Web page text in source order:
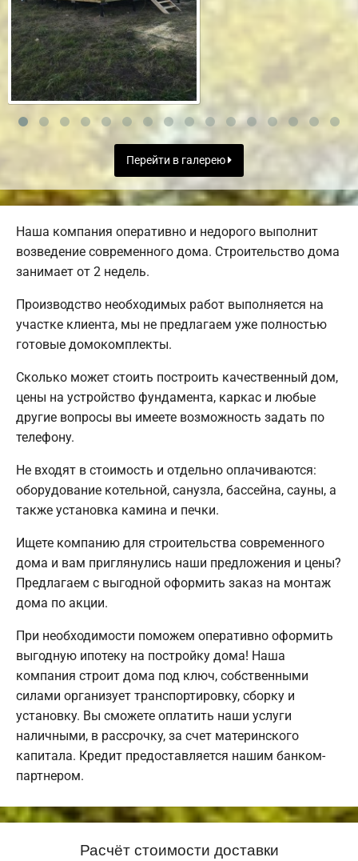
Перейти в галерею
Наша компания оперативно и недорого выполнит
возведение современного дома. Строительство дома
занимает от 2 недель.
Производство необходимых работ выполняется на
участке клиента, мы не предлагаем уже полностью
готовые домокомплекты.
Сколько может стоить построить качественный дом,
цены на устройство фундамента, каркас и любые
другие вопросы вы имеете возможность задать по
телефону.
Не входят в стоимость и отдельно оплачиваются:
оборудование котельной, санузла, бассейна, сауны, а
также установка камина и печки.
Ищете компанию для строительства современного
дома и вам приглянулись наши предложения и цены?
Предлагаем с выгодной оформить заказ на монтаж
дома по акции.
При необходимости поможем оперативно оформить
выгодную ипотеку на постройку дома! Наша
компания строит дома под ключ, собственными
силами организует транспортировку, сборку и
установку. Вы сможете оплатить наши услуги
наличными, в рассрочку, за счет материнского
капитала. Кредит предоставляется нашим банком-
партнером.
Расчёт стоимости доставки